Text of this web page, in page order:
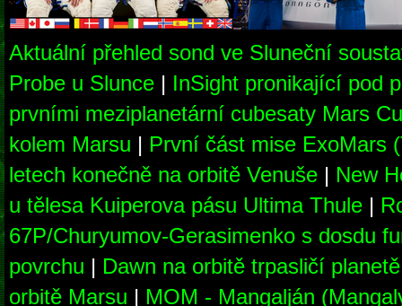
Aktuální přehled sond ve Sluneční
Probe u Slunce
InSight pronikající pod
prvními meziplanetární cubesaty Mars
kolem Marsu
První část mise ExoMars
letech konečně na orbitě Venuše
New
u tělesa Kuiperova pásu Ultima Thule
67P/Churyumov-Gerasimenko s dosdu
povrchu
Dawn na orbitě trpasličí
orbitě Marsu
MOM - Mangalján